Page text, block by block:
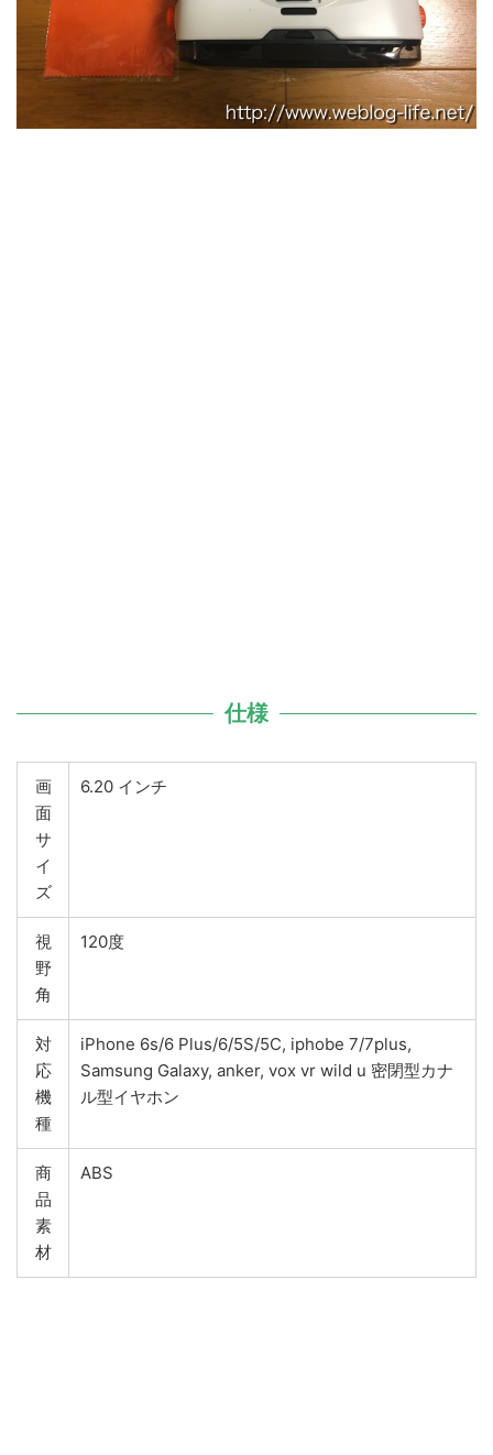
仕様
画
面
サ
イ
ズ
6.20 インチ
視
野
角
120度
対
応
機
種
iPhone 6s/6 Plus/6/5S/5C, iphobe 7/7plus,
Samsung Galaxy, anker, vox vr wild u 密閉型カナ
ル型イヤホン
商
品
素
材
ABS